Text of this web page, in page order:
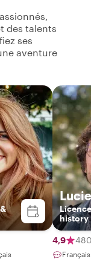
des talents
ses
aventure
history
4,9